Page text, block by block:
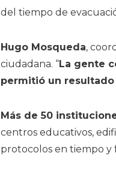
del tiempo de
Hugo Mosqueda,
ciudadana. “La gente
permitió un
Más de 50
centros educativos,
protocolos en tiempo y